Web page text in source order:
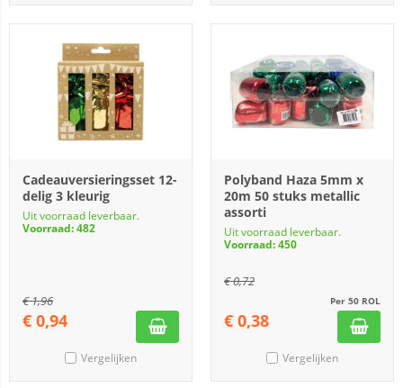
Cadeauversieringsset 12-
delig 3 kleurig
Uit voorraad leverbaar.
Voorraad: 482
€1,96
€ 0,94
Vergelijken
Polyband Haza 5mm x
20m 50 stuks metallic
assorti
Uit voorraad leverbaar.
Voorraad: 450
€0,72
Per 50 ROL
€ 0,38
Vergelijken